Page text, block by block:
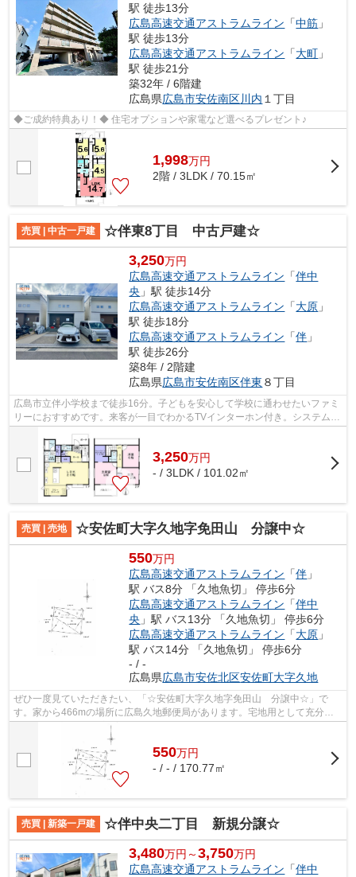
駅 徒歩13分
広島高速交通アストラムライン 「中筋 」
駅 徒歩13分
広島高速交通アストラムライン 「大町 」
駅 徒歩21分
築32年 / 6階建
広島県広島市安佐南区川内 １丁目
◆ご成約特典あり！◆ 住宅オプションや家電など選べるプレゼント♪
1,998万円
2階 / 3LDK / 70.15㎡
売買 | 中古一戸建 ☆伴東8丁目 中古戸建☆
3,250万円
広島高速交通アストラムライン 「伴中
央 」駅 徒歩14分
広島高速交通アストラムライン 「大原 」
駅 徒歩18分
広島高速交通アストラムライン 「伴 」
駅 徒歩26分
築8年 / 2階建
広島県広島市安佐南区伴東 ８丁目
広島市立伴小学校まで徒歩16分。子どもを安心して学校に通わせたいファミ
リーにおすすめです。来客が一目でわかるTVインターホン付き。システムキ
3,250万円
- / 3LDK / 101.02㎡
売買 | 売地 ☆安佐町大字久地字免田山 分譲中☆
550万円
広島高速交通アストラムライン 「伴 」
駅 バス8分 「久地魚切」 停歩6分
広島高速交通アストラムライン 「伴中
央 」駅 バス13分 「久地魚切」 停歩6分
広島高速交通アストラムライン 「大原 」
駅 バス14分 「久地魚切」 停歩6分
- / -
広島県広島市安佐北区安佐町大字久地
ぜひ一度見ていただきたい、「☆安佐町大字久地字免田山 分譲中☆」で
す。家から466mの場所に広島久地郵便局があります。宅地用として充分な
面積を備えた土地は広さが50坪以上。自分の...
550万円
- / - / 170.77㎡
売買 | 新築一戸建 ☆伴中央二丁目 新規分譲☆
3,480万円～3,750万円
広島高速交通アストラムライン 「伴中